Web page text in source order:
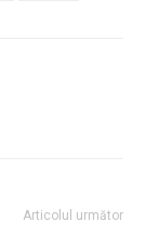
Articolul următor